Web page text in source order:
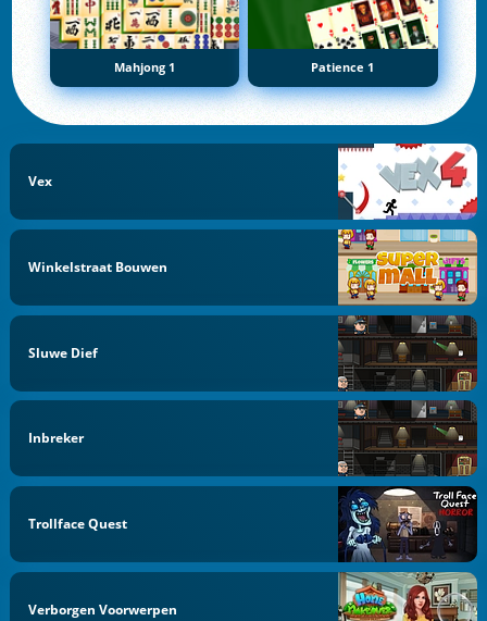
Mahjong 1 Patience 1
Vex
Winkelstraat Bouwen
Sluwe Dief
Inbreker
Trollface Quest
Verborgen Voorwerpen